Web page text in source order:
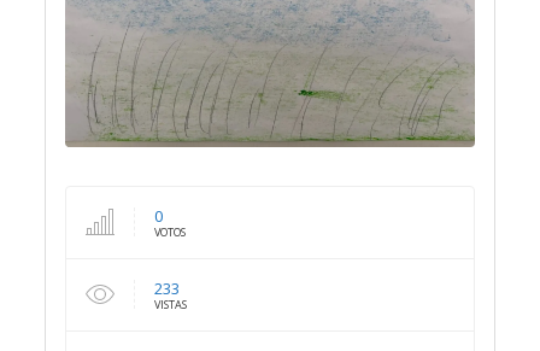
0
VOTOS
233
VISTAS